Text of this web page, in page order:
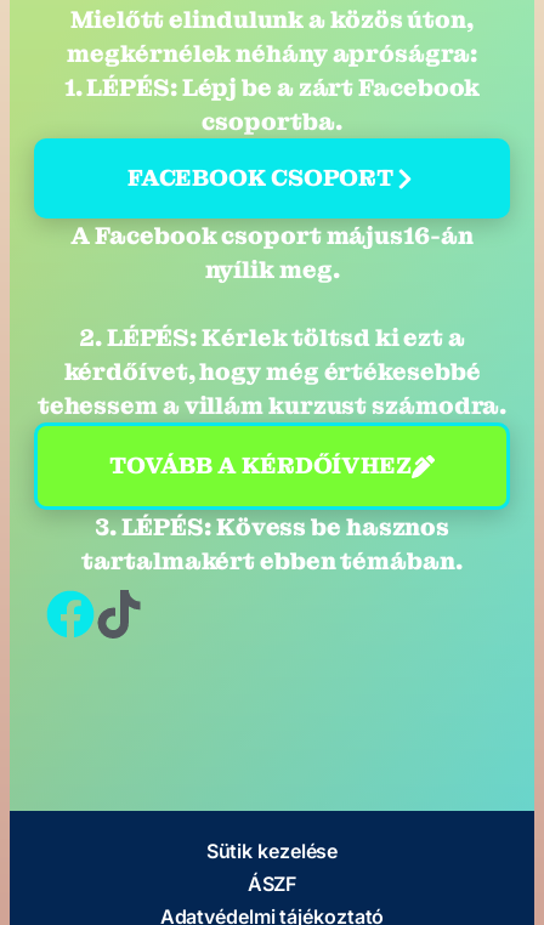
Mielőtt elindulunk a közös úton,
megkérnélek néhány apróságra:
1. LÉPÉS: Lépj be a zárt Facebook
csoportba.
FACEBOOK CSOPORT
A Facebook csoport május16-án
nyílik meg.
2. LÉPÉS: Kérlek töltsd ki ezt a
kérdőívet, hogy még értékesebbé
tehessem a villám kurzust számodra.
TOVÁBB A KÉRDŐÍVHEZ
3. LÉPÉS: Kövess be hasznos
tartalmakért ebben témában.
Adatvédelmi tájékoztató
ÁSZF
Sütik kezelése